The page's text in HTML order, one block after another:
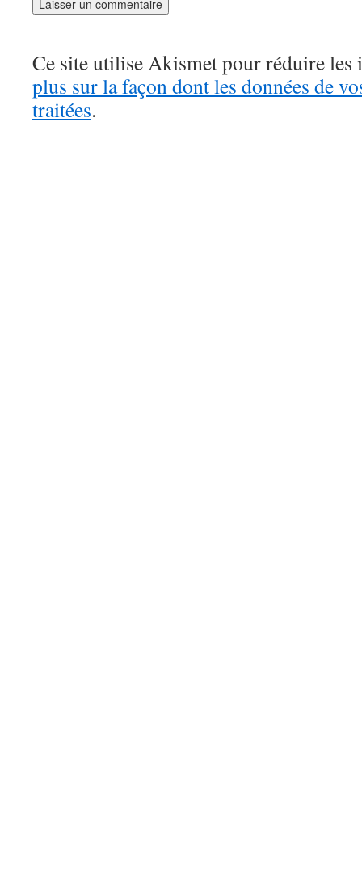
Ce site utilise Akismet pour réduire les
plus sur la façon dont les données de
traitées.